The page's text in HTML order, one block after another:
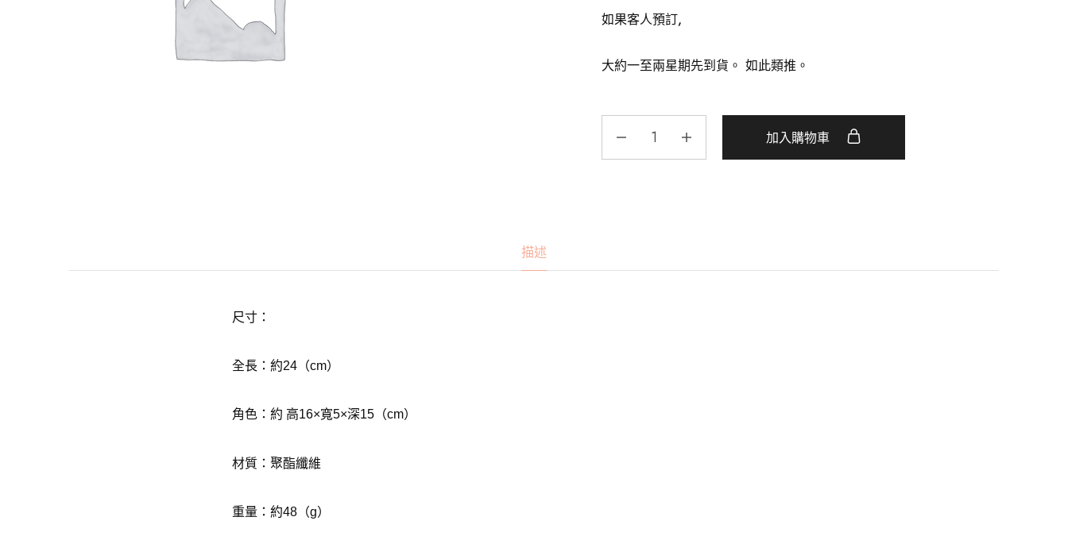
如果客人預訂,
大約一至兩星期先到貨。 如此類推。
加入購物車
描述
尺寸：
全長：約24 （cm）
角色：約 高16×寬5×深15 （cm）
材質：聚酯纖維
重量：約48 （g）